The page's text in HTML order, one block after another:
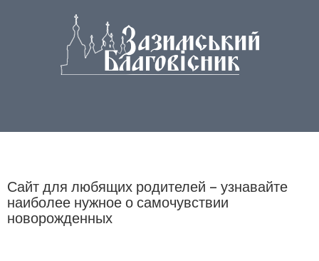
Сайт для любящих родителей – узнавайте
наиболее нужное о самочувствии
новорожденных